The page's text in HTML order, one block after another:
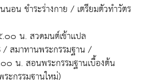
อน ชำระร่างกาย / เตรียมตัวทำวัตร
๐ น. สวดมนต์เช้าเเปล
/ สมาทานพระกรรมฐาน /
น. สอนพระกรรมฐานเบื้องต้น